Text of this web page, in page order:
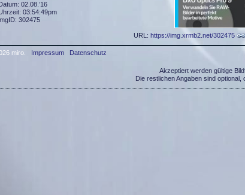
02.08.’16
03:54:49pm
302475
URL: https://img.xrmb2.net/302475
miro. Impressum Datenschutz
Akzeptiert werden gültige
Die restlichen Angaben sind